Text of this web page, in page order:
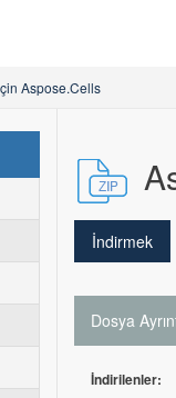
Aspose.Cells
İndirmek
Dosya
İndirilenler: